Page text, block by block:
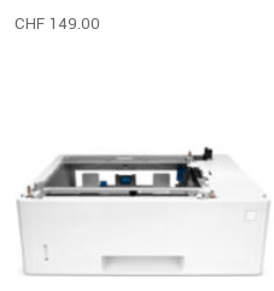
CHF 149.00